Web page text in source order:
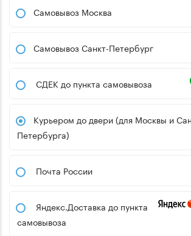
Самовывоз Москва
Самовывоз Санкт-Петербург
СДЕК до пункта самовывоза
Курьером до двери (для Москвы и Санкт-
Петербурга)
Почта России
Яндекс.Доставка до пункта
самовывоза